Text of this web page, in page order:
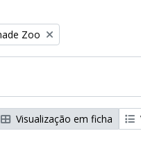
filter:Zoo
Visualização em ficha